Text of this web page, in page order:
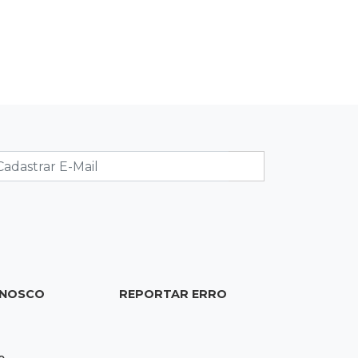
Veja as dezenas de hoje na Mega-
REPORTAR ERRO